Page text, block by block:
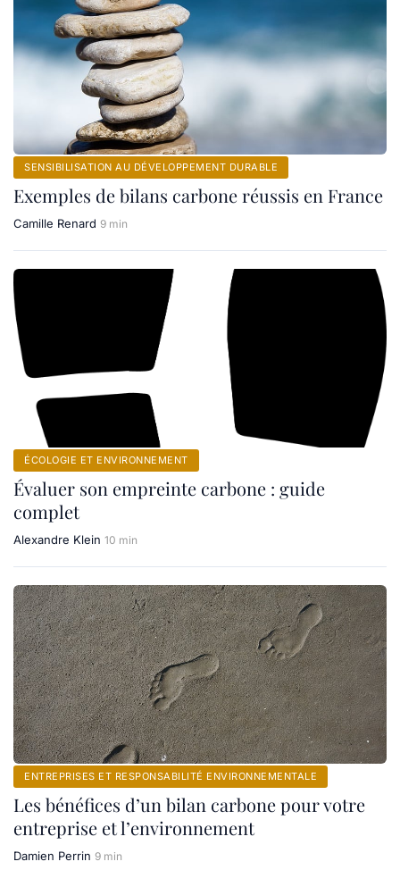
SENSIBILISATION AU DÉVELOPPEMENT DURABLE
Exemples de bilans carbone réussis en France
Camille Renard 9 min
ÉCOLOGIE ET ENVIRONNEMENT
Évaluer son empreinte carbone : guide
complet
Alexandre Klein 10 min
ENTREPRISES ET RESPONSABILITÉ ENVIRONNEMENTALE
Les bénéfices d’un bilan carbone pour votre
entreprise et l’environnement
Damien Perrin 9 min